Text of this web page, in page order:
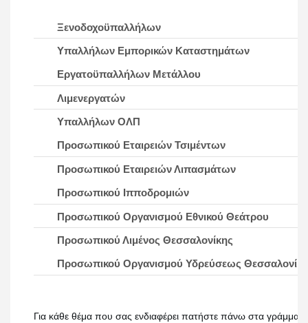
Ξενοδοχοϋπαλλήλων
Υπαλλήλων Εμπορικών Καταστημάτων
Εργατοϋπαλλήλων Μετάλλου
Λιμενεργατών
Υπαλλήλων ΟΛΠ
Προσωπικού Εταιρειών Τσιμέντων
Προσωπικού Εταιρειών Λιπασμάτων
Προσωπικού Ιπποδρομιών
Προσωπικού Οργανισμού Εθνικού Θεάτρου
Προσωπικού Λιμένος Θεσσαλονίκης
Προσωπικού Οργανισμού Υδρεύσεως
Για κάθε θέμα που σας ενδιαφέρει πατήστε πάνω στα